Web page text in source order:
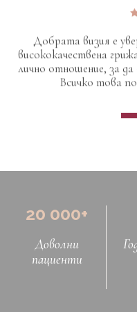
Добрата визия е
висококачествена
лично отношение, за
Всичко това
20 000+
Доволни
пациенти